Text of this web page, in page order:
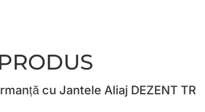
cu Jantele Aliaj DEZENT TR